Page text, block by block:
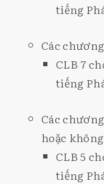
tiếng
Các
CLB 7
tiếng
Các
hoặc
CLB 5
tiếng